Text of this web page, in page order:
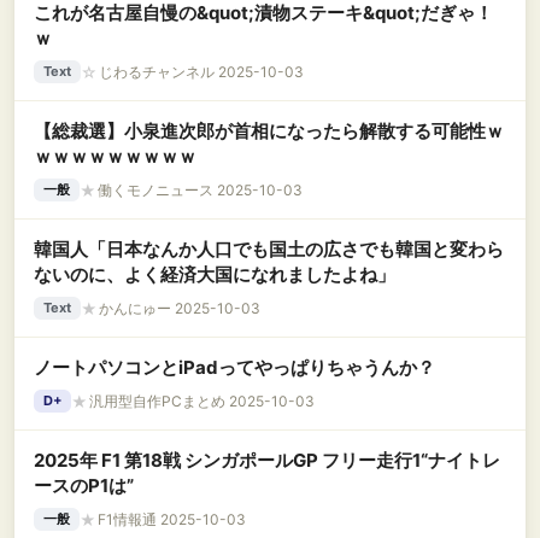
これが名古屋自慢の&quot;漬物ステーキ&quot;だぎゃ！
ｗ
Text ☆ じわるチャンネル 2025-10-03
【総裁選】小泉進次郎が首相になったら解散する可能性ｗ
ｗｗｗｗｗｗｗｗｗ
一般 ★ 働くモノニュース 2025-10-03
韓国人「日本なんか人口でも国土の広さでも韓国と変わら
ないのに、よく経済大国になれましたよね」
Text ★ かんにゅー 2025-10-03
ノートパソコンとiPadってやっぱりちゃうんか？
D+ ★ 汎用型自作PCまとめ 2025-10-03
2025年 F1 第18戦 シンガポールGP フリー走行1“ナイトレ
ースのP1は”
一般 ★ F1情報通 2025-10-03